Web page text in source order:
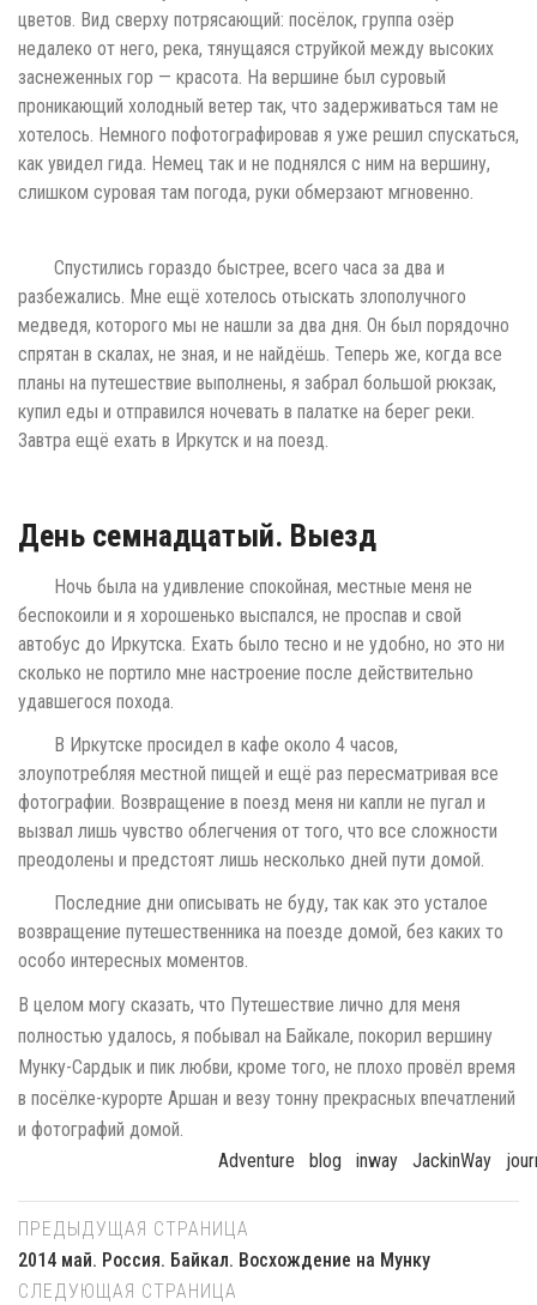
цветов. Вид сверху потрясающий: посёлок, группа озёр
недалеко от него, река, тянущаяся струйкой между высоких
заснеженных гор — красота. На вершине был суровый
проникающий холодный ветер так, что задерживаться там не
хотелось. Немного пофотографировав я уже решил спускаться,
как увидел гида. Немец так и не поднялся с ним на вершину,
слишком суровая там погода, руки обмерзают мгновенно.
Спустились гораздо быстрее, всего часа за два и
разбежались. Мне ещё хотелось отыскать злополучного
медведя, которого мы не нашли за два дня. Он был порядочно
спрятан в скалах, не зная, и не найдёшь. Теперь же, когда все
планы на путешествие выполнены, я забрал большой рюкзак,
купил еды и отправился ночевать в палатке на берег реки.
Завтра ещё ехать в Иркутск и на поезд.
День семнадцатый. Выезд
Ночь была на удивление спокойная, местные меня не
беспокоили и я хорошенько выспался, не проспав и свой
автобус до Иркутска. Ехать было тесно и не удобно, но это ни
сколько не портило мне настроение после действительно
удавшегося похода.
В Иркутске просидел в кафе около 4 часов,
злоупотребляя местной пищей и ещё раз пересматривая все
фотографии. Возвращение в поезд меня ни капли не пугал и
вызвал лишь чувство облегчения от того, что все сложности
преодолены и предстоят лишь несколько дней пути домой.
Последние дни описывать не буду, так как это усталое
возвращение путешественника на поезде домой, без каких то
особо интересных моментов.
В целом могу сказать, что Путешествие лично для меня
полностью удалось, я побывал на Байкале, покорил вершину
Мунку-Сардык и пик любви, кроме того, не плохо провёл время
в посёлке-курорте Аршан и везу тонну прекрасных впечатлений
и фотографий домой.
Adventure
Blog Inway JackinWay
ПРЕДЫДУЩАЯ СТРАНИЦА
2014 май. Россия. Байкал. Восхождение на Мунку
СЛЕДУЮЩАЯ СТРАНИЦА